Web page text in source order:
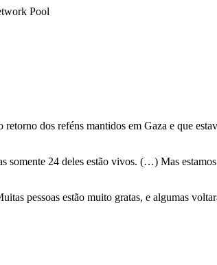
Pool
dos reféns mantidos em Gaza e que
somente 24 deles estão vivos. (…) Mas
pessoas estão muito gratas, e algumas